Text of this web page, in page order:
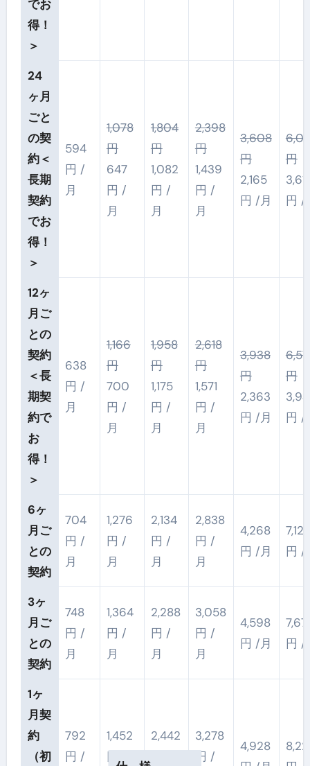
でお
得！
＞
24
ヶ月
ごと
の契
約＜
長期
契約
でお
得！
＞
594
円 /
月
1,078
円
647
円 /
月
1,804
円
1,082
円 /
月
2,398
円
1,439
円 /
月
3,608
円
2,165
円 /月
円
円 /
12ヶ
月ご
との
契約
＜長
期契
約で
お
得！
＞
638
円 /
月
1,166
円
700
円 /
月
1,958
円
1,175
円 /
月
2,618
円
1,571
円 /
月
3,938
円
2,363
円 /月
円
円 /
6ヶ
月ご
との
契約
704
円 /
月
1,276
円 /
月
2,134
円 /
月
2,838
円 /
月
4,268
円 /月
7,128
円 /
3ヶ
月ご
との
契約
748
円 /
月
1,364
円 /
月
2,288
円 /
月
3,058
円 /
月
4,598
円 /月
円 /
1ヶ
月契
約
（初
792
円 /
1,452
円 /
2,442
3,278
円 /
4,928